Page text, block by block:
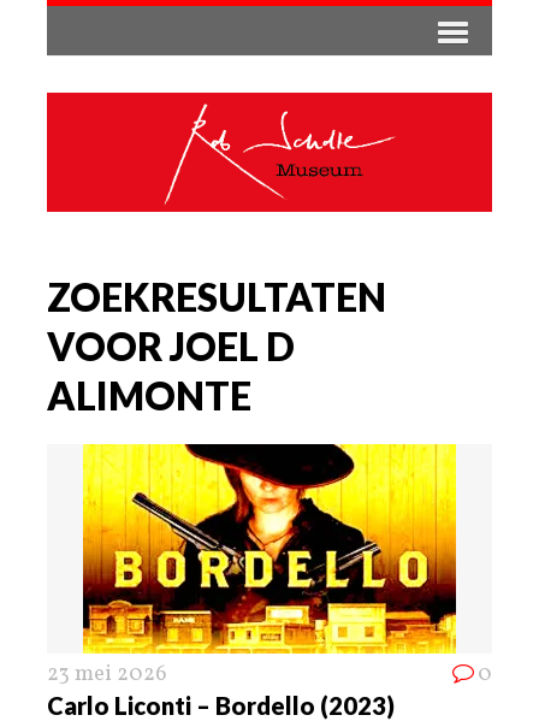
ZOEKRESULTATEN
VOOR JOEL D
ALIMONTE
23 mei 2026 0
Carlo Liconti – Bordello (2023)